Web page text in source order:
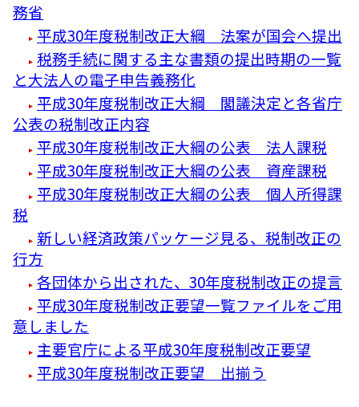
務省
平成30年度税制改正大綱 法案が国会へ提出
税務手続に関する主な書類の提出時期の一覧
と大法人の電子申告義務化
平成30年度税制改正大綱 閣議決定と各省庁
公表の税制改正内容
平成30年度税制改正大綱の公表 法人課税
平成30年度税制改正大綱の公表 資産課税
平成30年度税制改正大綱の公表 個人所得課
税
新しい経済政策パッケージ見る、税制改正の
行方
各団体から出された、30年度税制改正の提言
平成30年度税制改正要望一覧ファイルをご用
意しました
主要官庁による平成30年度税制改正要望
平成30年度税制改正要望 出揃う